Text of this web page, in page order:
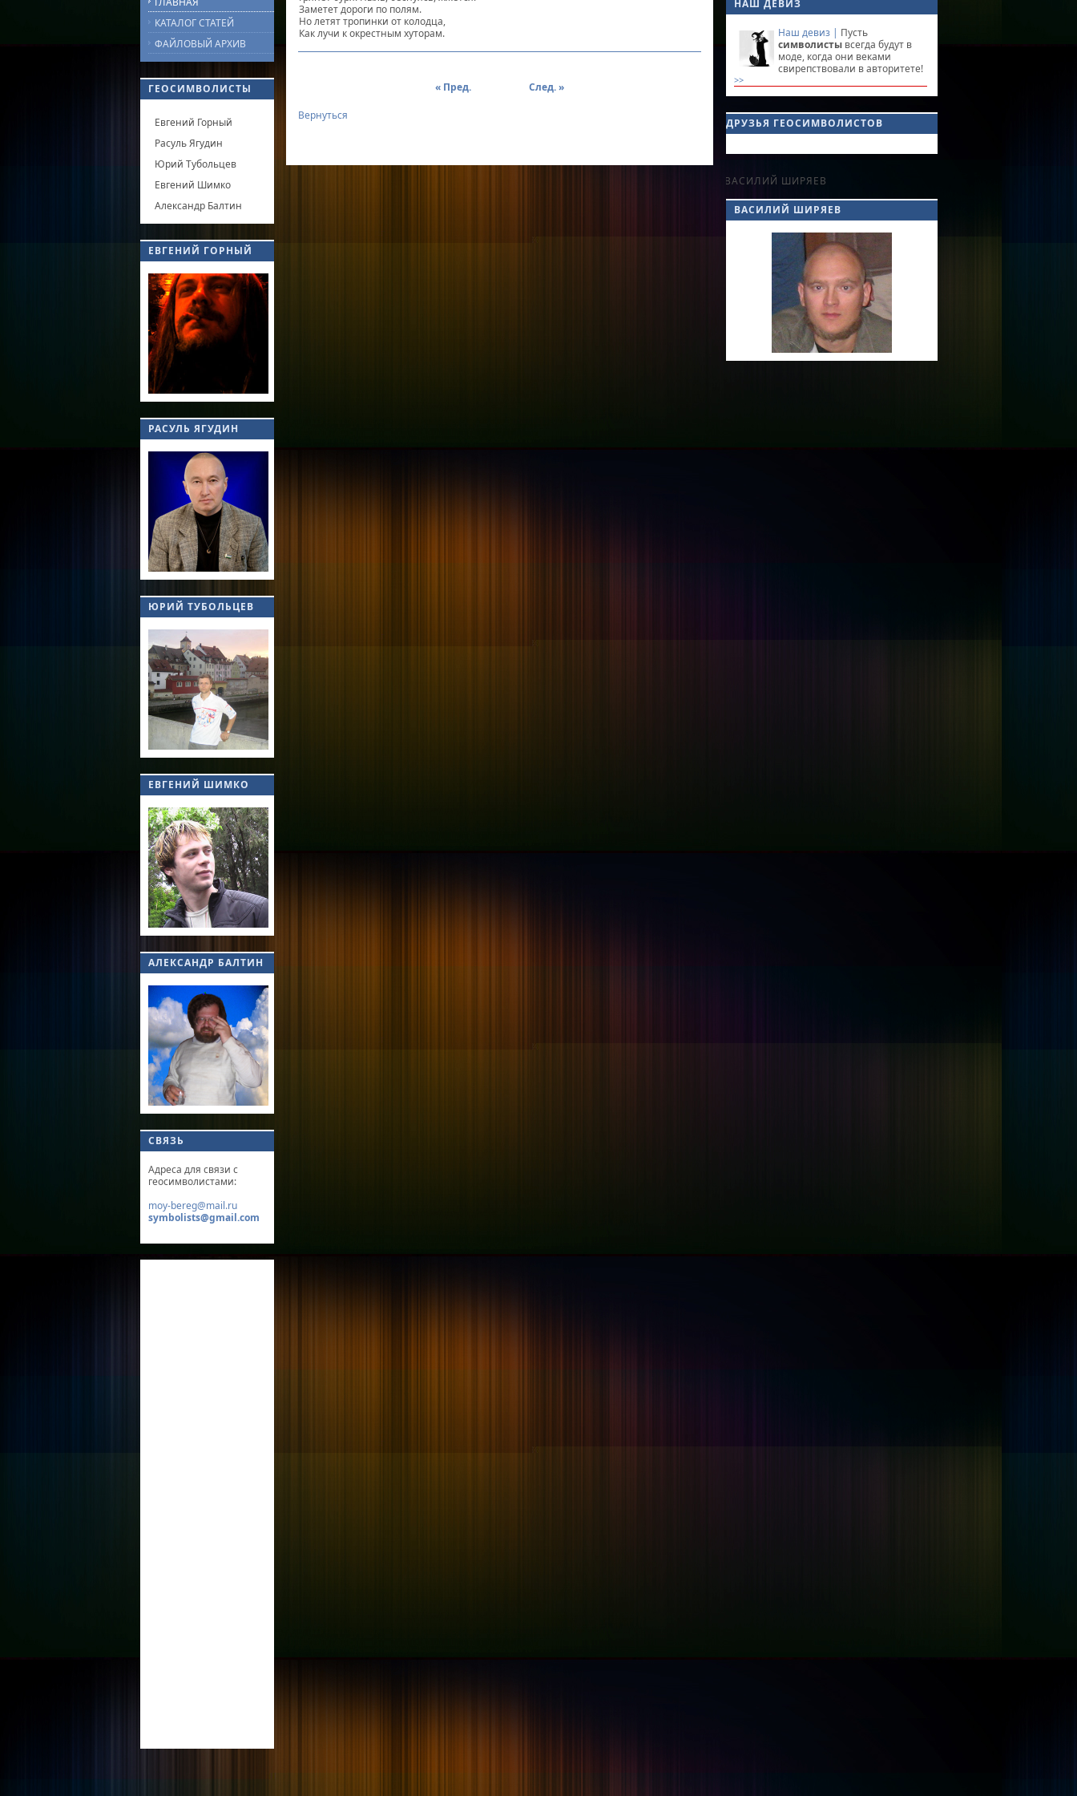
Заметет дороги по полям.
Но летят тропинки от колодца,
Как лучи к окрестным хуторам.
« Пред. След. »
Вернуться
КАТАЛОГ СТАТЕЙ
ФАЙЛОВЫЙ АРХИВ
ГЕОСИМВОЛИСТЫ
Евгений Горный
Расуль Ягудин
Юрий Тубольцев
Евгений Шимко
Александр Балтин
ЕВГЕНИЙ ГОРНЫЙ
РАСУЛЬ ЯГУДИН
ЮРИЙ ТУБОЛЬЦЕВ
ЕВГЕНИЙ ШИМКО
АЛЕКСАНДР БАЛТИН
СВЯЗЬ
Адреса для связи с
геосимволистами:
moy-bereg@mail.ru
symbolists@gmail.com
НАШ ДЕВИЗ
Наш девиз | Пусть
символистывсегда будут в
моде, когда они веками
свирепствовали в авторитете!
>>
ДРУЗЬЯ ГЕОСИМВОЛИСТОВ
ВАСИЛИЙ ШИРЯЕВ
ВАСИЛИЙ ШИРЯЕВ